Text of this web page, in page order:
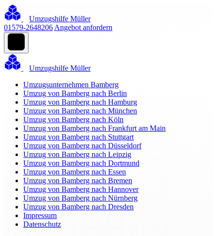
Umzugshilfe Müller
01579-2648206 Angebot anfordern
Umzugshilfe Müller
Umzugsunternehmen Bamberg
Umzug von Bamberg nach Berlin
Umzug von Bamberg nach Hamburg
Umzug von Bamberg nach München
Umzug von Bamberg nach Köln
Umzug von Bamberg nach Frankfurt am Main
Umzug von Bamberg nach Stuttgart
Umzug von Bamberg nach Düsseldorf
Umzug von Bamberg nach Leipzig
Umzug von Bamberg nach Dortmund
Umzug von Bamberg nach Essen
Umzug von Bamberg nach Bremen
Umzug von Bamberg nach Hannover
Umzug von Bamberg nach Nürnberg
Umzug von Bamberg nach Dresden
Impressum
Datenschutz